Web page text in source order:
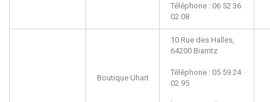
Téléphone : 06 52 36
02 08
Boutique Uhart
10 Rue des Halles,
64200 Biarritz
Téléphone : 05 59 24
02 95